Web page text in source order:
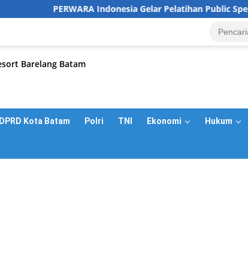
PERWARA Indonesia Gelar Pelatihan Public
DPRD Kota Batam Polri TNI Ekonomi Hukum